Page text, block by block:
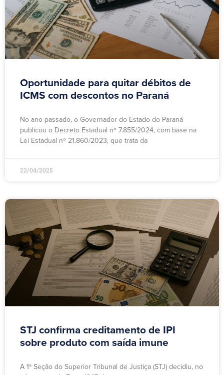
Oportunidade para quitar débitos de
ICMS com descontos no Paraná
No ano passado, o Governador do Estado do Paraná
publicou o Decreto Estadual nº 7.855/2024, com base na
Lei Estadual nº 21.860/2023, que trata da
22/04/2025
STJ confirma creditamento de IPI
sobre produto com saída imune
A 1ª Seção do Superior Tribunal de Justiça (STJ) decidiu, no